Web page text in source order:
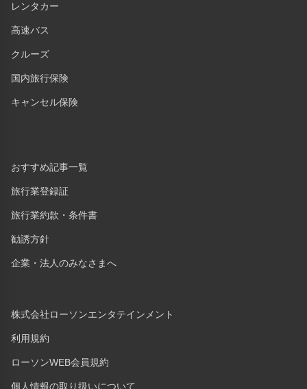
レンタカー
高速バス
クルーズ
国内旅行保険
キャンセル保険
おすすめ記事一覧
旅行業登録証
旅行業約款・条件書
勧誘方針
企業・法人のみなさまへ
株式会社ローソンエンタテインメント
利用規約
ローソンWEB会員規約
個人情報の取り扱いについて